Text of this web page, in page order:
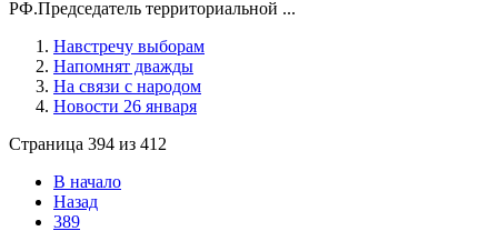
РФ.Председатель территориальной ...
Навстречу выборам
Напомнят дважды
На связи с народом
Новости 26 января
Страница 394 из 412
В начало
Назад
389